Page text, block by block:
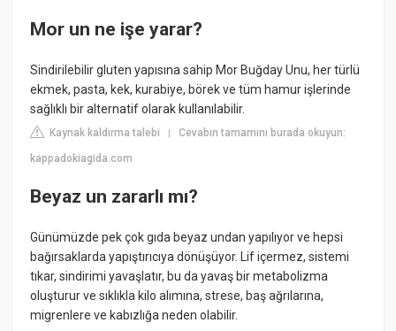
Mor un ne işe yarar?
Sindirilebilir gluten yapısına sahip Mor Buğday Unu, her türlü
ekmek, pasta, kek, kurabiye, börek ve tüm hamur işlerinde
sağlıklı bir alternatif olarak kullanılabilir.
Kaynak kaldırma talebi |Cevabın tamamını burada okuyun:
kappadokiagida.com
Beyaz un zararlı mı?
Günümüzde pek çok gıda beyaz undan yapılıyor ve hepsi
bağırsaklarda yapıştırıcıya dönüşüyor. Lif içermez, sistemi
tıkar, sindirimi yavaşlatır, bu da yavaş bir metabolizma
oluşturur ve sıklıkla kilo alımına, strese, baş ağrılarına,
migrenlere ve kabızlığa neden olabilir.